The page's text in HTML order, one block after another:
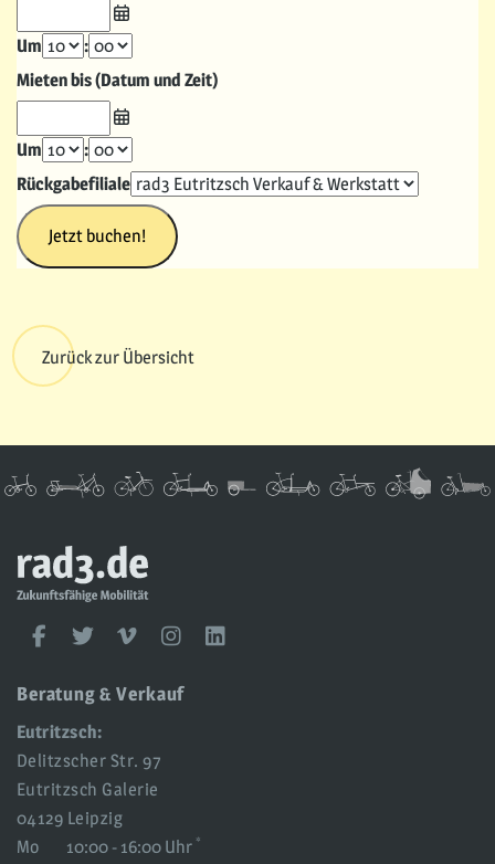
Um
:
Mieten bis (Datum und Zeit)
Um
:
Rückgabefiliale
Zurück zur Übersicht
rad3
UG
rad3
Social
FacebookTwitter Vimeo Instagram
Beratung & Verkauf
Eutritzsch:
Delitzscher Str. 97
Eutritzsch Galerie
04129 Leipzig
Mo
10:00 - 16:00 Uhr *